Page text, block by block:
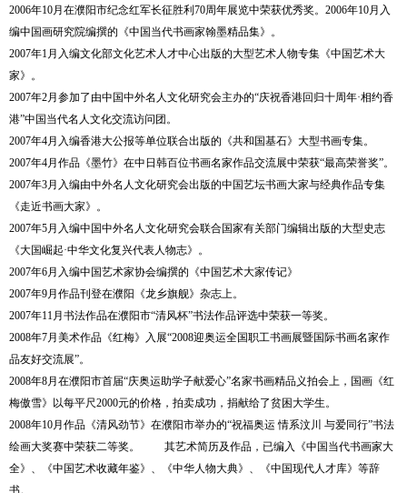
2006年10月在濮阳市纪念红军长征胜利 70周年展览中荣获优秀奖。 2006年10月入
编中国画研究院编撰的《中国当代书画家翰墨精品集》。
2007年1月入编文化部文化艺术人才中心出版的大型艺术人物专集《中国艺术大
家》。
2007年2月参加了由中国中外名人文化研究会主办的“庆祝香港回归十周年·相约香
港”中国当代名人文化交流访问团。
2007年4月入编香港大公报等单位联合出版的《共和国基石》大型书画专集。
2007年4月作品《墨竹》在中日韩百位书画名家作品交流展中荣获“最高荣誉奖”。
2007年3月入编由中外名人文化研究会出版的中国艺坛书画大家与经典作品专集
《走近书画大家》。
2007年5月入编中国中外名人文化研究会联合国家有关部门编辑出版的大型史志
《大国崛起·中华文化复兴代表人物志》。
2007年6月入编中国艺术家协会编撰的《中国艺术大家传记》
2007年9月作品刊登在濮阳《龙乡旗舰》杂志上。
2007年11月书法作品在濮阳市“清风杯”书法作品评选中荣获一等奖。
2008年7月美术作品《红梅》入展“2008迎奥运全国职工书画展暨国际书画名家作
品友好交流展”。
2008年8月在濮阳市首届“庆奥运助学子献爱心”名家书画精品义拍会上，国画《红
梅傲雪》以每平尺2000元的价格，拍卖成功，捐献给了贫困大学生。
2008年10月作品《清风劲节》在濮阳市举办的“祝福奥运 情系汶川 与爱同行”书法
绘画大奖赛中荣获二等奖。
其艺术简历及作品，已编入《中国当代书画家大
全》、《中国艺术收藏年鉴》、《中华人物大典》、《中国现代人才库》等辞